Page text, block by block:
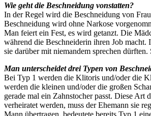
Wie geht die Beschneidung vonstatten?
In der Regel wird die Beschneidung von
Beschneidung wird ohne Narkose
Man feiert ein Fest, es wird getanzt. Die
während die Beschneiderin ihren Job macht.
sie darüber mit niemandem sprechen
Man unterscheidet drei Typen von
Bei Typ 1 werden die Klitoris und/oder die
werden die kleinen und/oder die großen
gerade mal ein Zahnstocher passt. Diese
verheiratet werden, muss der Ehemann sie
Mann übertragen, bedeutete bereits Typ 1